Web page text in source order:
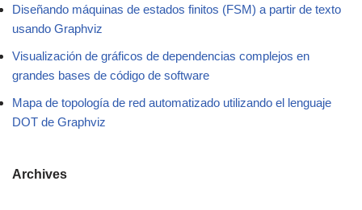
Diseñando máquinas de estados finitos (FSM) a partir de texto
usando Graphviz
Visualización de gráficos de dependencias complejos en
grandes bases de código de software
Mapa de topología de red automatizado utilizando el lenguaje
DOT de Graphviz
Archives